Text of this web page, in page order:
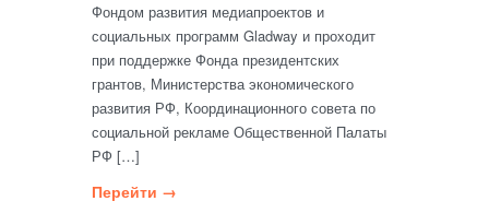
Фондом развития медиапроектов и
социальных программ Gladway и проходит
при поддержке Фонда президентских
грантов, Министерства экономического
развития РФ, Координационного совета по
социальной рекламе Общественной Палаты
РФ […]
Перейти →